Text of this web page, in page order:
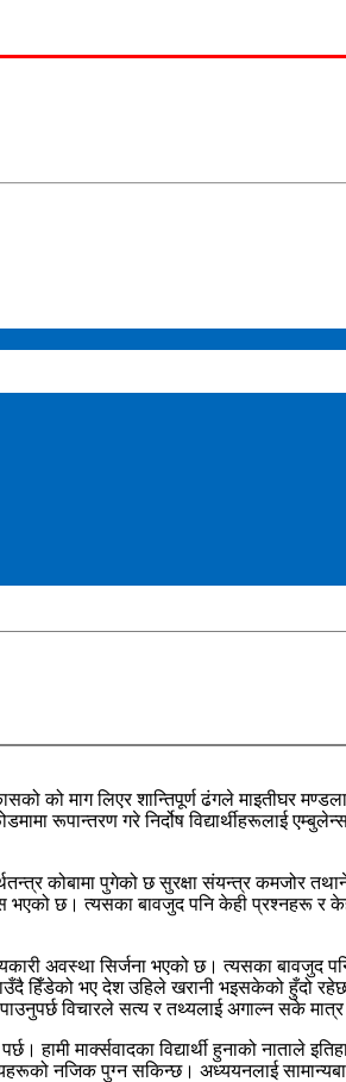
को माग लिएर शान्तिपूर्ण ढंगले माइतीघर
गरे निर्दोष विद्यार्थीहरूलाई
कोबामा पुगेको छ सुरक्षा संयन्त्र कमजोर
भएको छ। त्यसका बावजुद पनि केही
अवस्था सिर्जना भएको छ। त्यसका बावजुद
भए देश उहिले खरानी भइसकेको हुँदो
विचारले सत्य र तथ्यलाई अगाल्न सके
मार्क्सवादका विद्यार्थी हुनाको नाताले
नजिक पुग्न सकिन्छ। अध्ययनलाई